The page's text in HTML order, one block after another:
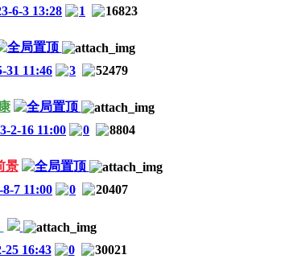
6-3 13:28 1 16823
31 11:46 3 52479
2-16 11:00 0 8804
景
8-7 11:00 0 20407
25 16:43 0 30021